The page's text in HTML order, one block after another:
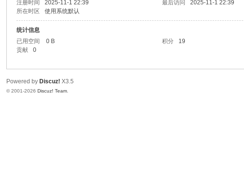
注册时间
2025-11-1 22:39 最后访问 2025-11-1 22:39
所在时区
使用系统默认
统计信息
已用空间
0 B 积分 19
贡献
0
Powered by Discuz! X3.5
© 2001-2026Discuz! Team